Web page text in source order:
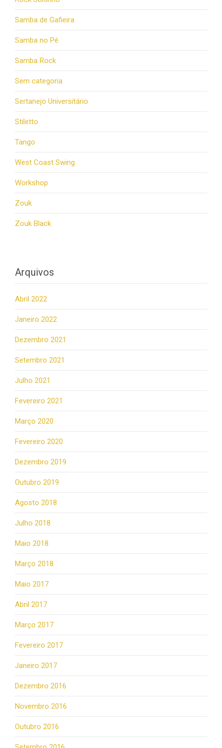
Samba de Gafieira
Samba no Pé
Samba Rock
Sem categoria
Sertanejo Universitário
Stiletto
Tango
West Coast Swing
Workshop
Zouk
Zouk Black
Arquivos
Abril 2022
Janeiro 2022
Dezembro 2021
Setembro 2021
Julho 2021
Fevereiro 2021
Março 2020
Fevereiro 2020
Dezembro 2019
Outubro 2019
Agosto 2018
Julho 2018
Maio 2018
Março 2018
Maio 2017
Abril 2017
Março 2017
Fevereiro 2017
Janeiro 2017
Dezembro 2016
Novembro 2016
Outubro 2016